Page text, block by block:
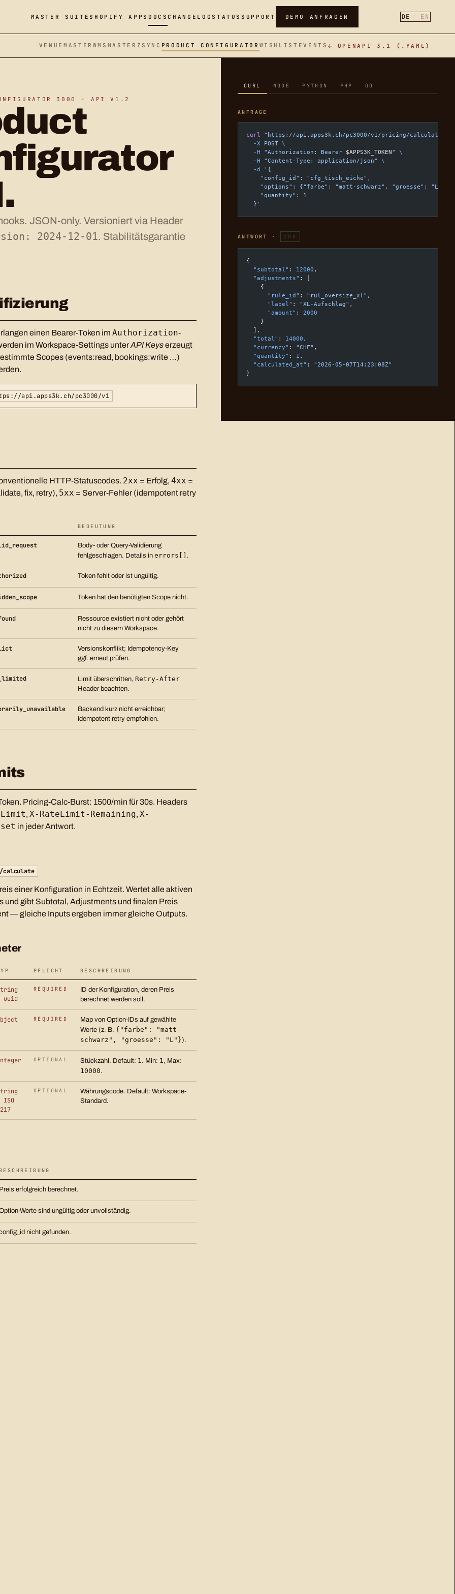
MASTER SUITESHOPIFY APPS DOCSCHANGELOGSTATUSSUPPORT DEMO ANFRAGEN DE EN
VENUEMASTER WMSMASTER ZSYNC PRODUCT CONFIGURATOR WISHLIST EVENTS ↓ OPENAPI 3.1 (.YAML)
3000 · API V1.2
JSON-only. Versioniert via Header
2024-12-01. Stabilitätsgarantie
einen Bearer-Token im Authorization-
im Workspace-Settings unterAPI Keyserzeugt
Scopes (events:read, bookings:write …)
api.apps3k.ch/pc3000/v1
HTTP-Statuscodes. 2xx = Erfolg, 4xx =
fix, retry), 5xx = Server-Fehler (idempotent retry
BEDEUTUNG
Body- oder Query-Validierung
fehlgeschlagen. Details in errors[] .
Token fehlt oder ist ungültig.
Token hat den benötigten Scope nicht.
Ressource existiert nicht oder gehört
nicht zu diesem Workspace.
Versionskonflikt; Idempotency-Key
ggf. erneut prüfen.
Limit überschritten, Retry-After
Header beachten.
Backend kurz nicht erreichbar;
idempotent retry empfohlen.
Pricing-Calc-Burst: 1500/min für 30s. Headers
, X-RateLimit-Remaining, X-
in jeder Antwort.
einer Konfiguration in Echtzeit. Wertet alle aktiven
und gibt Subtotal, Adjustments und finalen Preis
— gleiche Inputs ergeben immer gleiche Outputs.
PFLICHT BESCHREIBUNG
uuid
REQUIRED
ID der Konfiguration, deren Preis
berechnet werden soll.
REQUIRED
Map von Option-IDs auf gewählte
Werte (z. B. {"farbe": "matt-
schwarz", "groesse": "L"}).
OPTIONAL Stückzahl. Default: 1 . Min: 1 , Max:
10000.
ISO
OPTIONAL
Währungscode. Default: Workspace-
Standard.
erfolgreich berechnet.
Werte sind ungültig oder unvollständig.
nicht gefunden.
CURL NODE PYTHON PHP GO
ANFRAGE
curl "https://api.apps3k.ch/pc3000/v1/pricing/calculate"
  -X
POST \
  -H
"Authorization: Bearer $APPS3K_TOKEN"
\
  -H
"Content-Type: application/json"
\
  -d
'{
    "config_id": "cfg_tisch_eiche",
    "options": {"farbe": "matt-schwarz", "groesse": "L"},
    "quantity": 1
  }'
ANTWORT · 200
{
  "subtotal"
: 12000 ,
  "adjustments"
: [
    {
      "rule_id"
: "rul_oversize_xl" ,
      "label"
: "XL-Aufschlag" ,
      "amount"
: 2000
    }
  ],
  "total"
: 14000 ,
  "currency"
: "CHF" ,
  "quantity"
: 1 ,
  "calculated_at"
: "2026-05-07T14:23:08Z"
}